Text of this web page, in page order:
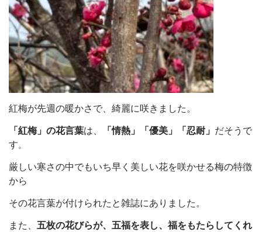
紅梅が先週の暖かさで、綺麗に咲きました。
「紅梅」の花言葉は、 「情熱」「優美」「忍耐」 だそうで
す。
厳しい寒さの中でもいち早く美しい花を咲かせる梅の特徴
から
その花言葉が付けられたと雑誌にありました。
また、 五枚の花びらが、五福を表し、福をもたらしてくれ